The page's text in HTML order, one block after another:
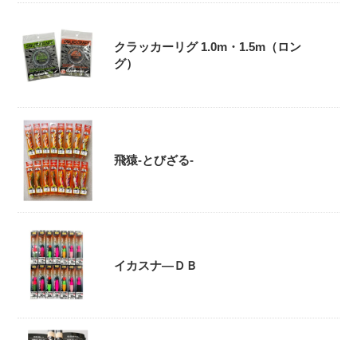
クラッカーリグ 1.0m・1.5m（ロン
グ）
飛猿-とびざる-
イカスナ―ＤＢ